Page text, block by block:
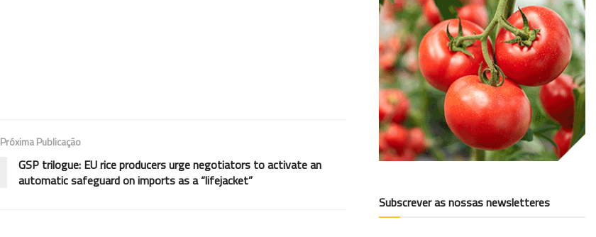
Próxima Publicação
GSP trilogue: EU rice producers urge negotiators to activate an
automatic safeguard on imports as a “lifejacket”
Subscrever as nossas newsletteres